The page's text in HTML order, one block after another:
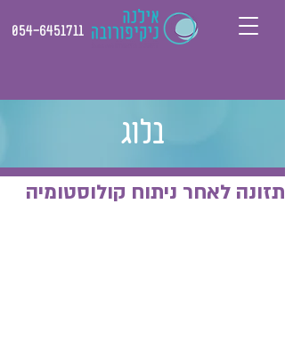
054-6451711
בלוג
תזונה לאחר ניתוח קולוסטומיה